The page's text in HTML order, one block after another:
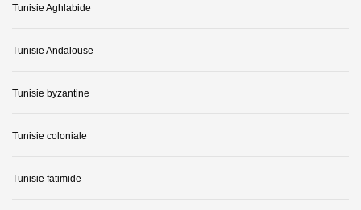
Tunisie Aghlabide
Tunisie Andalouse
Tunisie byzantine
Tunisie coloniale
Tunisie fatimide